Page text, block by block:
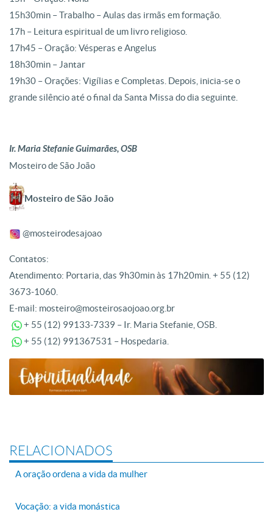
15h30min – Trabalho – Aulas das irmãs em formação.
17h – Leitura espiritual de um livro religioso.
17h45 – Oração: Vésperas e Angelus
18h30min – Jantar
19h30 – Orações: Vigílias e Completas. Depois, inicia-se o
grande silêncio até o final da Santa Missa do dia seguinte.
Ir. Maria Stefanie Guimarães, OSB
Mosteiro de São João
Mosteiro de São João
@mosteirodesajoao
Contatos:
Atendimento: Portaria, das 9h30min às 17h20min. + 55 (12)
3673-1060.
E-mail: mosteiro@mosteirosaojoao.org.br
+ 55 (12) 99133-7339 – Ir. Maria Stefanie, OSB.
+ 55 (12) 991367531 – Hospedaria.
RELACIONADOS
A oração ordena a vida da mulher
Vocação: a vida monástica